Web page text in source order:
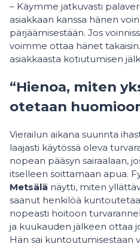
– Käymme jatkuvasti
asiakkaan kanssa hänen
pärjäämisestään. Jos
voimme ottaa hänet
asiakkaasta kotiutumisen
“Hienoa, miten
otetaan
Vierailun aikana suurinta
laajasti käytössä oleva
nopean pääsyn sairaalaan,
itselleen soittamaan apua.
Metsälä näytti, miten
saanut henkilöä
nopeasti hoitoon
ja kuukauden jälkeen ottaa
Hän sai kuntoutumisestaan